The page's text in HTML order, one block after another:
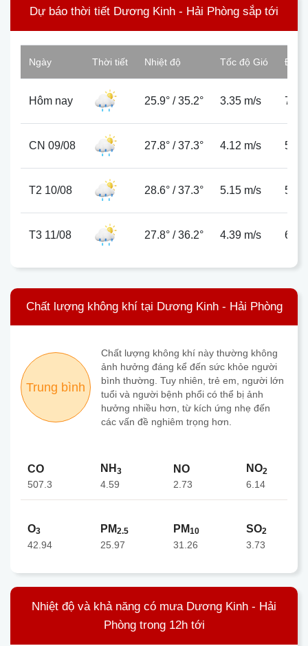
Dự báo thời tiết Dương Kinh - Hải Phòng sắp tới
Ngày Thời tiết Nhiệt độ Tốc độ Gió Độ
Hôm nay 25.9° /35.2° 3.35 m/s 76%
CN 09/08 27.8° /37.3° 4.12 m/s 58%
T2 10/08 28.6° /37.3° 5.15 m/s 53%
T3 11/08 27.8° /36.2° 4.39 m/s 64%
Chất lượng không khí tại Dương Kinh - Hải Phòng
Trung bình
Chất lượng không khí này thường không
ảnh hưởng đáng kể đến sức khỏe người
bình thường. Tuy nhiên, trẻ em, người lớn
tuổi và người bệnh phổi có thể bị ảnh
hưởng nhiều hơn, từ kích ứng nhẹ đến
các vấn đề nghiêm trọng hơn.
CO
507.3
NH 3
4.59
NO
2.73
NO2
6.14
O3
42.94
PM2.5
25.97
PM10
31.26
SO2
3.73
Nhiệt độ và khả năng có mưa Dương Kinh - Hải
Phòng trong 12h tới